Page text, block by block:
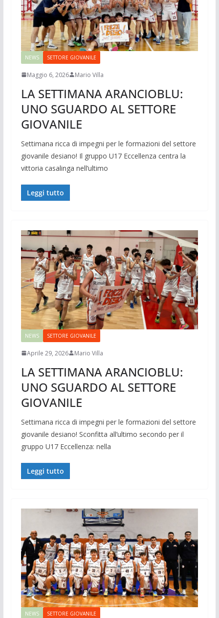
NEWS SETTORE GIOVANILE
Maggio 6, 2026 Mario Villa
LA SETTIMANA ARANCIOBLU:
UNO SGUARDO AL SETTORE
GIOVANILE
Settimana ricca di impegni per le formazioni del settore
giovanile desiano! Il gruppo U17 Eccellenza centra la
vittoria casalinga nell’ultimo
Leggi tutto
NEWS SETTORE GIOVANILE
Aprile 29, 2026 Mario Villa
LA SETTIMANA ARANCIOBLU:
UNO SGUARDO AL SETTORE
GIOVANILE
Settimana ricca di impegni per le formazioni del settore
giovanile desiano! Sconfitta all’ultimo secondo per il
gruppo U17 Eccellenza: nella
Leggi tutto
NEWS SETTORE GIOVANILE